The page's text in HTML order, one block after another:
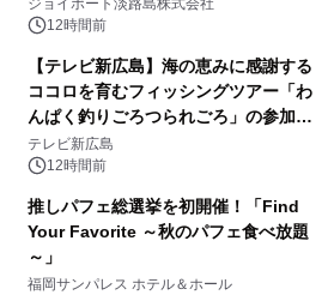
12時間前
【テレビ新広島】海の恵みに感謝する
ココロを育むフィッシングツアー「わ
んぱく釣りごろつられごろ」の参加小
学生を募集
テレビ新広島
12時間前
推しパフェ総選挙を初開催！「Find
Your Favorite ～秋のパフェ食べ放題
～」
福岡サンパレス ホテル＆ホール